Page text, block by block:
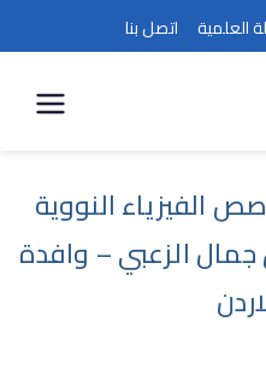
العلمية اتصل بنا
العلوم
الفيزياء النووية
الزعبي – وافدة